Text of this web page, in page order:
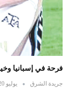
فرحة في إسبانيا
جريدة الشرق يوليو 20, 2026